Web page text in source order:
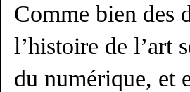
Comme bien des
l’histoire de l’art
du numérique, et